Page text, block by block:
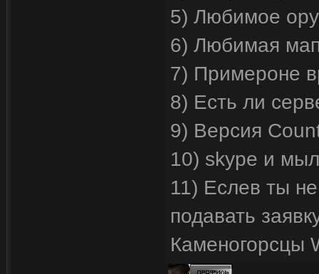
5) Любимое
6) Любимая
7) Примероне
8) Есть ли
9) Версия
10) skype и
11) Еслев ты
подавать
Каменогорсцы